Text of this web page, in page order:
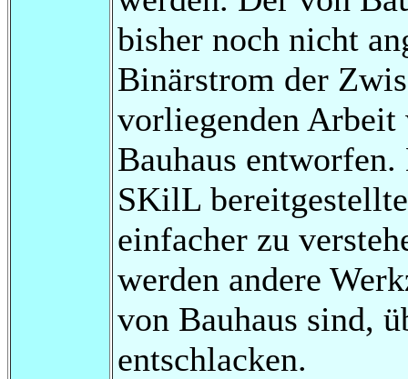
bisher noch nicht
Binärstrom der
vorliegenden
Bauhaus
SKilL
einfacher zu
werden andere
von Bauhaus sind,
entschlacken.